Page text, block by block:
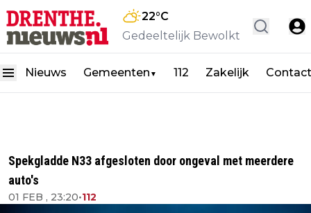
22°C
Gedeeltelijk Bewolkt
Nieuws Gemeenten ▼ 112 Zakelijk Contact
Spekgladde N33 afgesloten door ongeval met meerdere
auto's
01 FEB , 23:20•112